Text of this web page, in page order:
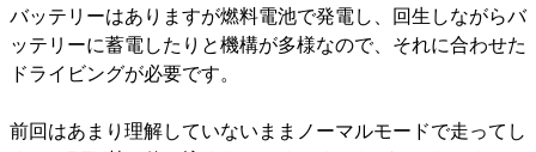
バッテリーはありますが燃料電池で発電し、回生しながらバ
ッテリーに蓄電したりと機構が多様なので、それに合わせた
ドライビングが必要です。
前回はあまり理解していないままノーマルモードで走ってし